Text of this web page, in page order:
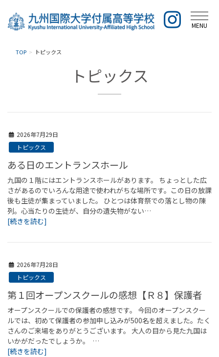
MENU
TOP トピックス
トピックス
2026年7月29日
トピックス
ある日のエントランスホール
九国の１階にはエントランスホールがあります。 ちょっとした広
さがあるのでいろんな用途で使われがちな場所です。この日の放課
後も生徒が集まっていました。 ひとつは体育祭での落とし物の陳
列。心当たりの生徒が、自分の遺失物がない…
[続きを読む]
2026年7月28日
トピックス
第１回オープンスクールの感想【Ｒ８】保護者
オープンスクールでの保護者の感想です。 今回のオープンスクー
ルでは、初めて保護者の参加申し込みが500名を超えました。たく
さんのご来場をありがとうございます。 大人の目から見た九国は
いかがだったでしょうか。 …
[続きを読む]